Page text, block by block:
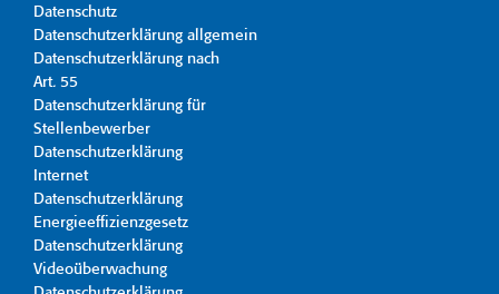
Datenschutz
Datenschutzerklärung allgemein
Datenschutzerklärung nach
Art. 55
Datenschutzerklärung für
Stellenbewerber
Datenschutzerklärung
Internet
Datenschutzerklärung
Energieeffizienzgesetz
Datenschutzerklärung
Videoüberwachung